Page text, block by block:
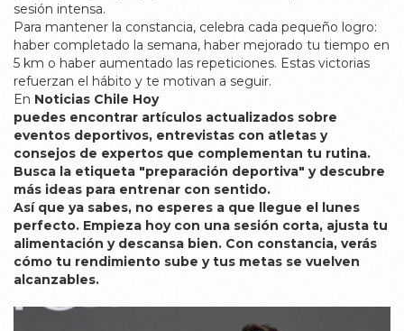
sesión intensa.
Para mantener la constancia, celebra cada pequeño logro:
haber completado la semana, haber mejorado tu tiempo en
5 km o haber aumentado las repeticiones. Estas victorias
refuerzan el hábito y te motivan a seguir.
En Noticias Chile Hoy
puedes encontrar artículos actualizados sobre
eventos deportivos, entrevistas con atletas y
consejos de expertos que complementan tu rutina.
Busca la etiqueta "preparación deportiva" y descubre
más ideas para entrenar con sentido.
Así que ya sabes, no esperes a que llegue el lunes
perfecto. Empieza hoy con una sesión corta, ajusta tu
alimentación y descansa bien. Con constancia, verás
cómo tu rendimiento sube y tus metas se vuelven
alcanzables.